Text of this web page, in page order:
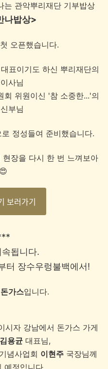
는 관악뿌리재단 기부밥상
나밥상>
오픈했습니다.
표이기도 하신 뿌리재단의
이사님
회 위원이신 '참 소중한...'의
부님
로 정성들여 준비했습니다.
장을 다시 한 번 느껴보아
보러가기
됩니다.
터 장수우렁불백에서!
돈가스입니다.
시자 강남에서 돈가스 가게
김용균대표님,
념사업회 이현주국장님께
예정입니다.